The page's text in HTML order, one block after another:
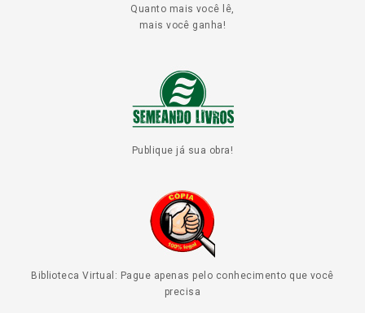
Quanto mais você lê,
mais você ganha!
Publique já sua obra!
Biblioteca Virtual: Pague apenas pelo conhecimento que você
precisa